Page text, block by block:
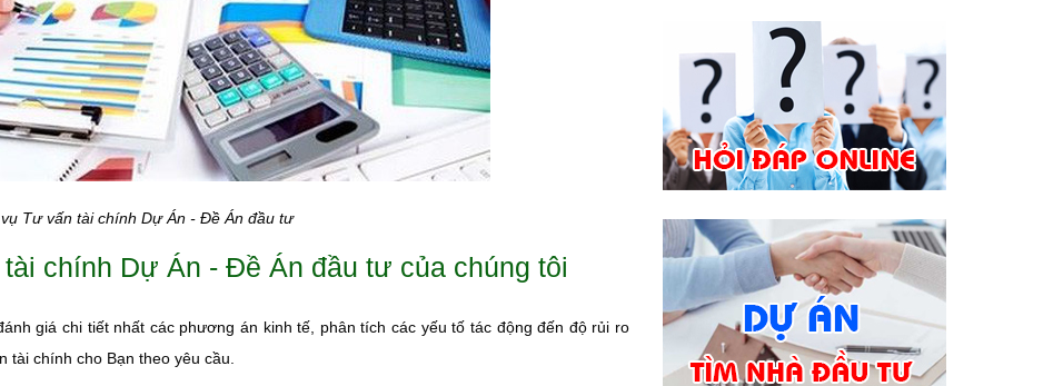
Tư vấn tài chính Dự Án - Đề Án đầu tư
chính Dự Án - Đề Án đầu tư của chúng tôi
giá chi tiết nhất các phương án kinh tế, phân tích các yếu tố tác động đến độ rủi ro
chính cho Bạn theo yêu cầu.